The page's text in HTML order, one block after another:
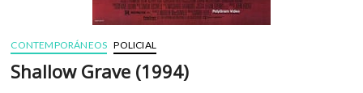
CONTEMPORÁNEOS POLICIAL
Shallow Grave (1994)